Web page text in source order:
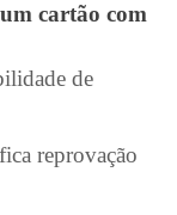
cartão com
de
reprovação